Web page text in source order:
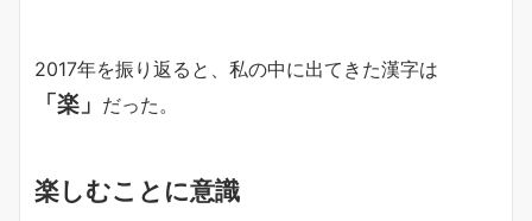
2017年を振り返ると、私の中に出てきた漢字は
「楽」 だった。
楽しむことに意識